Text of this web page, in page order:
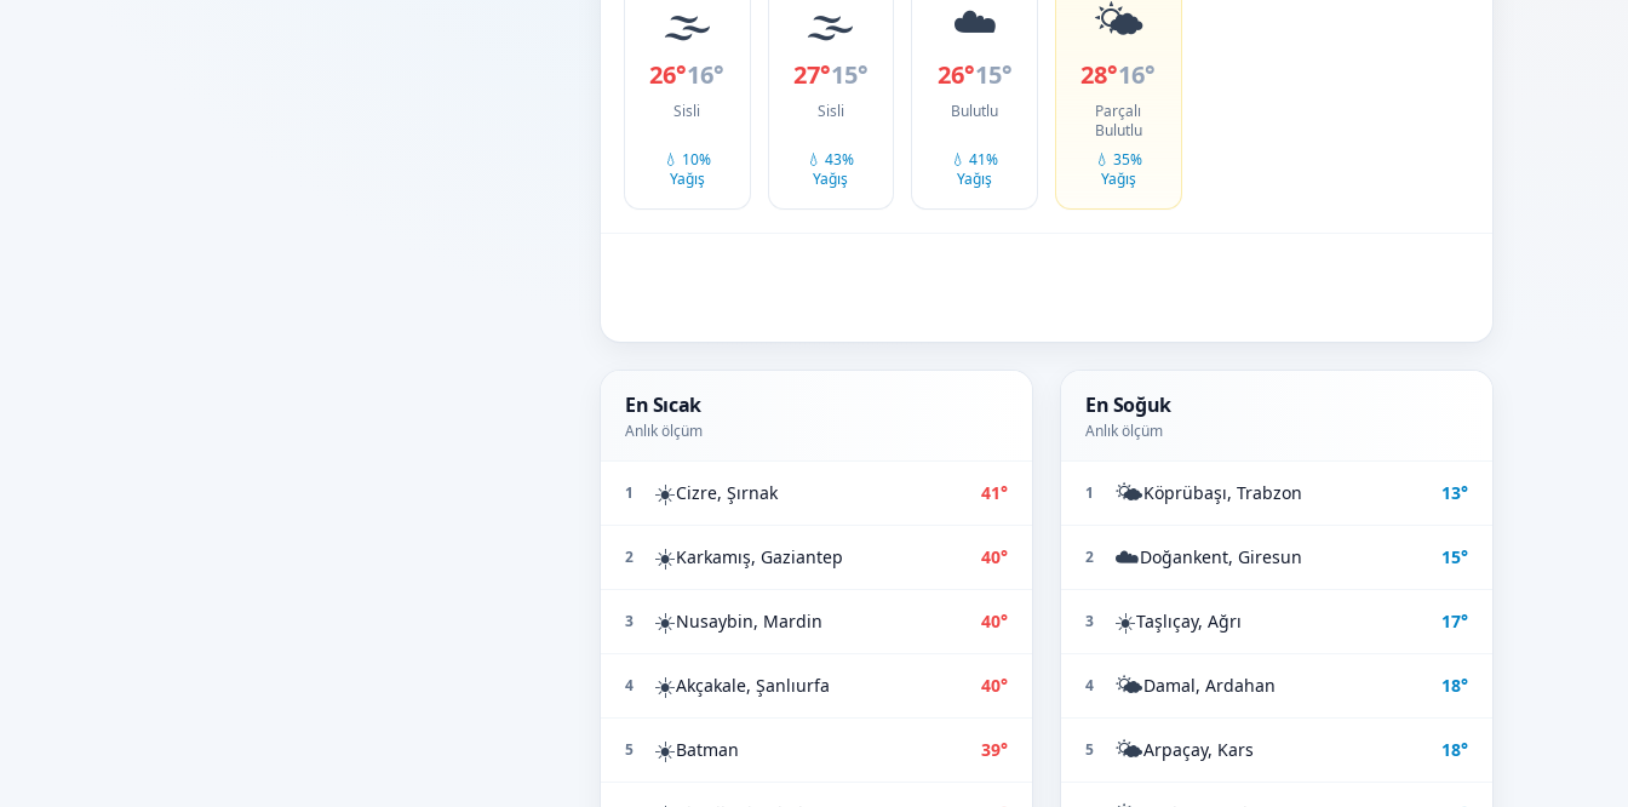
🌫️
26°16°
Sisli
💧 10%
Yağış
🌫️
27°15°
Sisli
💧 43%
Yağış
☁️
26°15°
Bulutlu
💧 41%
Yağış
🌤️
28°16°
Parçalı
Bulutlu
💧 35%
Yağış
En Sıcak
Anlık ölçüm
1 ☀️Cizre, Şırnak 41°
2 ☀️Karkamış, Gaziantep 40°
3 ☀️Nusaybin, Mardin 40°
4 ☀️Akçakale, Şanlıurfa 40°
5 ☀️Batman 39°
En Soğuk
Anlık ölçüm
1 🌤️Köprübaşı, Trabzon 13°
2 ☁️Doğankent, Giresun 15°
3 ☀️Taşlıçay, Ağrı 17°
4 🌤️Damal, Ardahan 18°
5 🌤️Arpaçay, Kars 18°